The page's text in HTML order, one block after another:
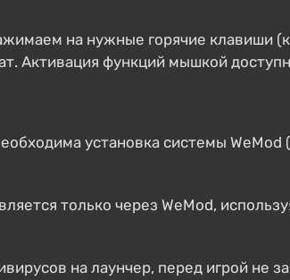
на нужные горячие клавиши
Активация функций мышкой
установка системы WeMod
только через WeMod,
на лаунчер, перед игрой не